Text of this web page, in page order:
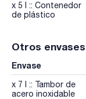
x 5 l :: Contenedor
de plástico
Otros envases
Envase
x 7 l :: Tambor de
acero inoxidable